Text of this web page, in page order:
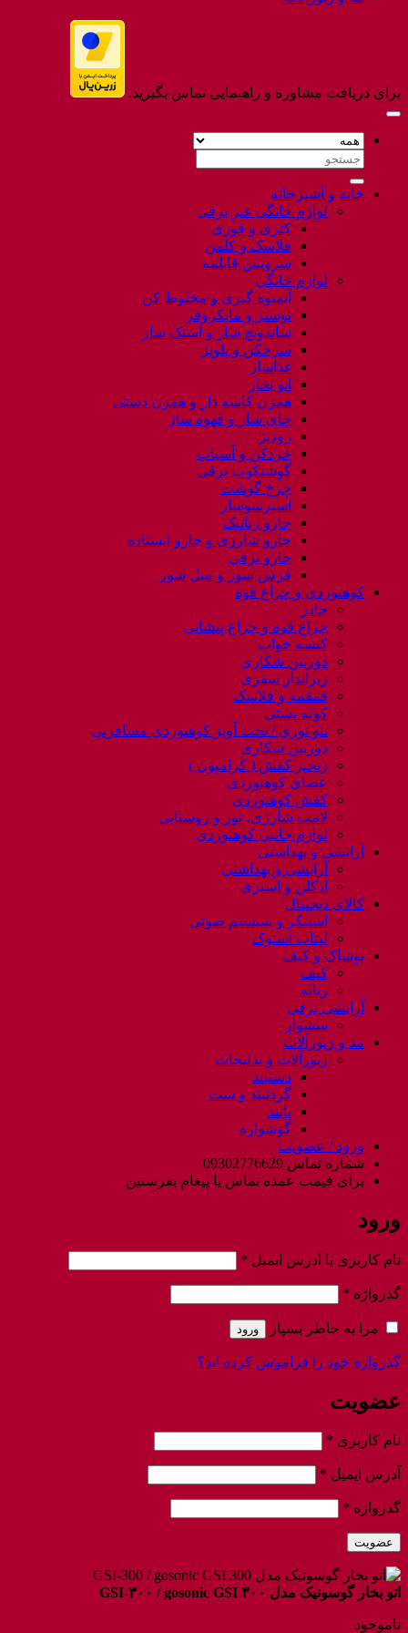
برای دریافت مشاوره و راهنمایی تماس بگیرید.
جستجو
خانه و آشپزخانه
لوازم خانگی غیر برقی
کتری و قوری
فلاسک و کلمن
سرویس قابلمه
لوازم خانگی
آبمیوه گیری و مخلوط کن
توستر و مایکروفر
ساندویچ ساز و اسنک ساز
سرخکن و پلوپز
غذاساز
اتو بخار
همزن کاسه دار و همزن دستی
چای ساز و قهوه ساز
زودپز
خردکن و آسیاب
گوشتکوب برقی
چرخ گوشت
اسپرسوساز
جارو رباتیک
جارو شارژی و جارو ایستاده
جارو برقی
فرش شور و مبل شور
کوهنوردی و چراغ قوه
چادر
چراغ قوه و چراغ پیشانی
کیسه خواب
دوربین شکاری
زیرانداز سفری
قمقمه و فلاسک
کوله پشتی
ننو توری / تخت آویز کوهنوردی مسافرتی
دوربین شکاری
زنجیر کفش ( کرامپون )
عصای کوهنوردی
کفش کوهنوردی
لامپ شارژی، نور و روشنایی
لوازم جانبی کوهنوردی
آرایشی و بهداشتی
آرایشی و بهداشتی
ادکلن و اسپری
کالای دیجیتال
اسپیکر و سیستم صوتی
لپتاب استوک
پوشاک و کیف
کیف
زنانه
آرایشی برقی
سشوار
مد و زیورآلات
زیورآلات و بدلیجات
دستبند
گردنبند و ست
پابند
گوشواره
ورود / عضویت
شماره تماس 09302776629
برای قیمت عمده تماس یا پیغام بفرستین
ورود
نام کاربری یا آدرس ایمیل *
گذرواژه *
مرا به خاطر بسپار ورود
گذرواژه خود را فراموش کرده اید؟
عضویت
نام کاربری *
آدرس ایمیل *
گذرواژه *
عضویت
اتو بخار گوسونیک مدل GSI-۳۰۰ / gosonic GSI ۳۰۰
ناموجود